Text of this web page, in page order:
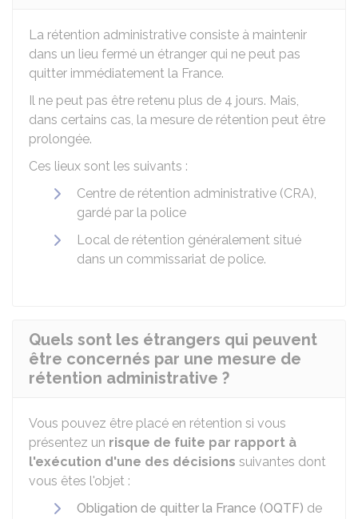
La rétention administrative consiste à maintenir
dans un lieu fermé un étranger qui ne peut pas
quitter immédiatement la France.
Il ne peut pas être retenu plus de 4 jours. Mais,
dans certains cas, la mesure de rétention peut être
prolongée.
Ces lieux sont les suivants :
Centre de rétention administrative (CRA),
gardé par la police
Local de rétention généralement situé
dans un commissariat de police.
Quels sont les étrangers qui peuvent
être concernés par une mesure de
rétention administrative ?
Vous pouvez être placé en rétention si vous
présentez un risque de fuite par rapport à
l'exécution d'une des décisions suivantes dont
vous êtes l'objet :
Obligation de quitter la France (OQTF) de